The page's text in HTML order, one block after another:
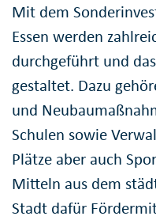
Mit dem
Essen werden
durchgeführt und
gestaltet. Dazu
und
Schulen sowie
Plätze aber auch
Mitteln aus dem
Stadt dafür